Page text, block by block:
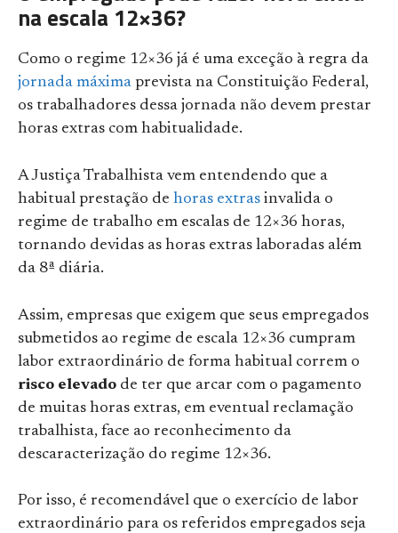
na escala 12×36?
Como o regime 12×36 já é uma exceção à regra da
jornada máxima prevista na Constituição Federal,
os trabalhadores dessa jornada não devem prestar
horas extras com habitualidade.
A Justiça Trabalhista vem entendendo que a
habitual prestação de horas extras invalida o
regime de trabalho em escalas de 12×36 horas,
tornando devidas as horas extras laboradas além
da 8ª diária.
Assim, empresas que exigem que seus empregados
submetidos ao regime de escala 12×36 cumpram
labor extraordinário de forma habitual correm o
risco elevado de ter que arcar com o pagamento
de muitas horas extras, em eventual reclamação
trabalhista, face ao reconhecimento da
descaracterização do regime 12×36.
Por isso, é recomendável que o exercício de labor
extraordinário para os referidos empregados seja